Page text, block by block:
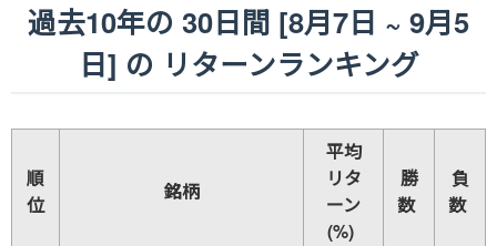
過去10年の 30日間 [8月7日 ~ 9月5
日] の リターンランキング
順
位
銘柄
平均
リタ
ーン
(%)
勝
数
負
数